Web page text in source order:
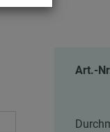
Art.-